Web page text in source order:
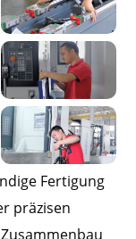
Fertigung
präzisen